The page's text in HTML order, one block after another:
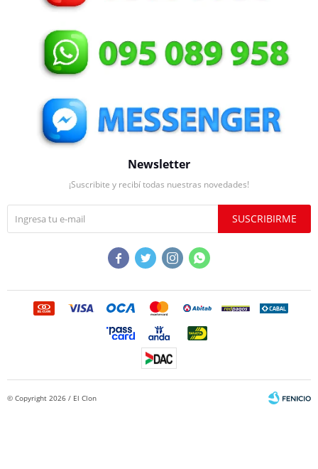
Newsletter
¡Suscribite y recibí todas nuestras novedades!
SUSCRIBIRME
   
© Copyright 2026 / El Clon